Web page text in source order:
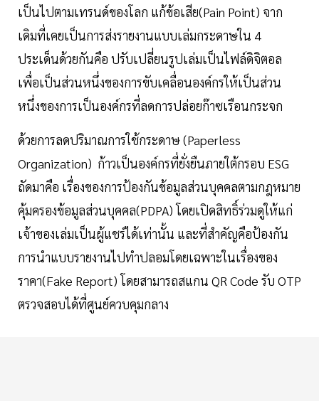
เป็นไปตามเทรนด์ของโลก แก้ข้อเสีย(Pain Point) จาก
เดิมที่เคยเป็นการส่งรายงานแบบเล่มกระดาษใน 4
ประเด็นด้วยกันคือ ปรับเปลี่ยนรูปเล่มเป็นไฟล์ดิจิตอล
เพื่อเป็นส่วนหนึ่งของการขับเคลื่อนองค์กรให้เป็นส่วน
หนึ่งของการเป็นองค์กรที่ลดการปล่อยก๊าซเรือนกระจก
ด้วยการลดปริมาณการใช้กระดาษ (Paperless
Organization) ก้าวเป็นองค์กรที่ยั่งยืนภายใต้กรอบ ESG
ถัดมาคือ เรื่องของการป้องกันข้อมูลส่วนบุคคลตามกฎหมาย
คุ้มครองข้อมูลส่วนบุคคล(PDPA) โดยเปิดสิทธิ์ร่วมดูให้แก่
เจ้าของเล่มเป็นผู้แชร์ได้เท่านั้น และที่สำคัญคือป้องกัน
การนำแบบรายงานไปทำปลอมโดยเฉพาะในเรื่องของ
ราคา(Fake Report) โดยสามารถสแกน QR Code รับ OTP
ตรวจสอบได้ที่ศูนย์ควบคุมกลาง